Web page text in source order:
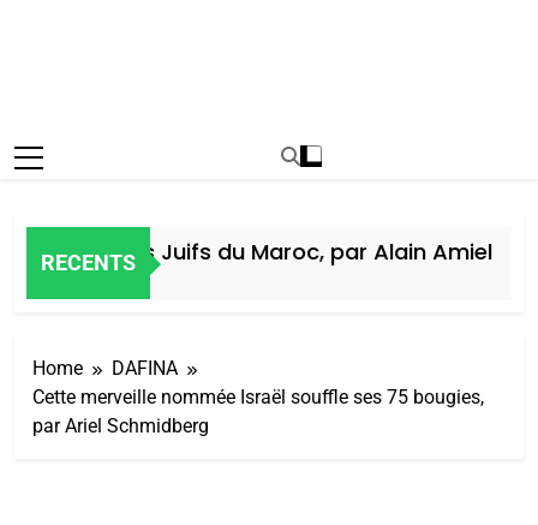
RECENTS
Histoire des Juifs du Maroc, par Alain Amiel
Home
DAFINA
Cette merveille nommée Israël souffle ses 75 bougies,
par Ariel Schmidberg